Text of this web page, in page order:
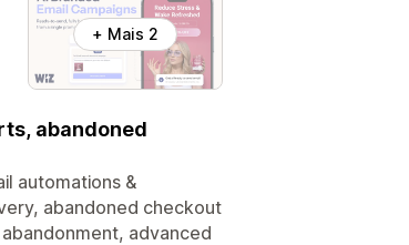
+ Mais 2
abandoned
automations &
abandoned checkout
advanced